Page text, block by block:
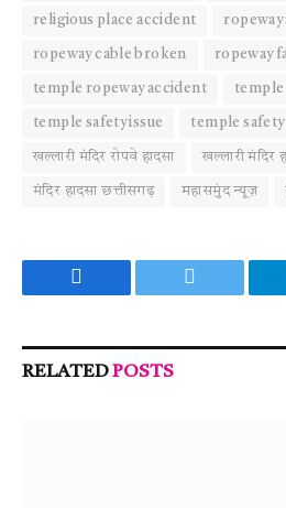
religious place accident ropeway
ropeway cable broken ropeway
temple ropeway accident temple
temple safety issue temple
खल्लारी मंदिर रोपवे हादसा खल्लारी मंदिर
मंदिर हादसा छत्तीसगढ़ महासमुंद न्यूज़
Facebook Twitter
RELATEDPOSTS